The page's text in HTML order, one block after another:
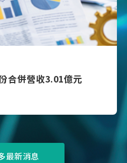
合併營收3.01億元
最新消息